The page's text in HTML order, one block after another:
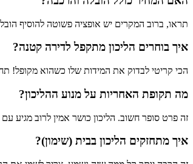
תראו, ברוב המקרים יש אופציה פשוטה להוסיף
איך בוחרים הליכון מתקפל לדירה קטנה?
הכי קריטי לבדוק את המידות שלו כשהוא מקופל!
מה תקופת האחריות על מנוע ההליכון?
זה פרט סופר חשוב. הליכון כושר אמין לרוב מגיע עם שנת אחריות מלאה על המכשיר עצמו, פלוס בין 3
איך מתחזקים הליכון בבית (שימון)?